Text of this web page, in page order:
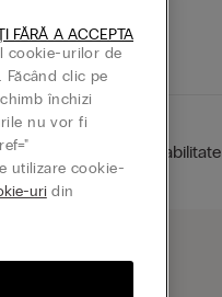
Sustenabilitate
cookie-urilor de
clic pe
închizi
nu vor fi
utilizare cookie-
uridin
FĂRĂ A ACCEPTA